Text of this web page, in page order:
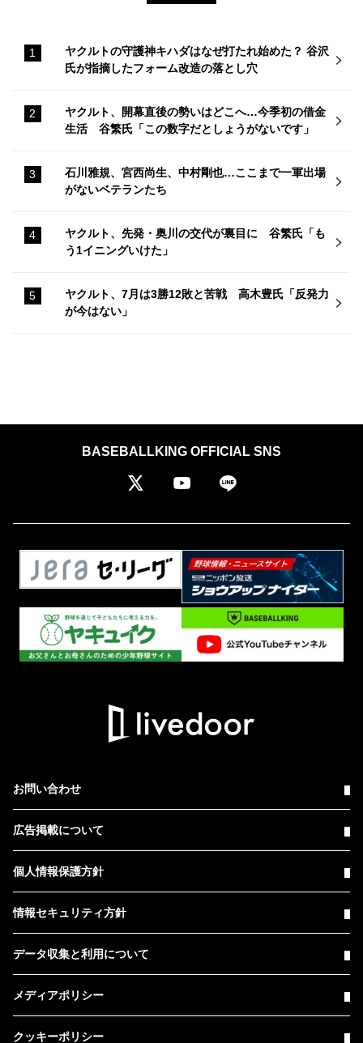
ヤクルトの守護神キハダはなぜ打たれ始めた？ 谷沢
氏が指摘したフォーム改造の落とし穴
ヤクルト、開幕直後の勢いはどこへ…今季初の借金
生活 谷繁氏「この数字だとしょうがないです」
石川雅規、宮西尚生、中村剛也…ここまで一軍出場
がないベテランたち
ヤクルト、先発・奥川の交代が裏目に 谷繁氏「も
う1イニングいけた」
ヤクルト、7月は3勝12敗と苦戦 高木豊氏「反発力
が今はない」
BASEBALLKING OFFICIAL SNS
お問い合わせ
広告掲載について
個人情報保護方針
情報セキュリティ方針
データ収集と利用について
メディアポリシー
クッキーポリシー